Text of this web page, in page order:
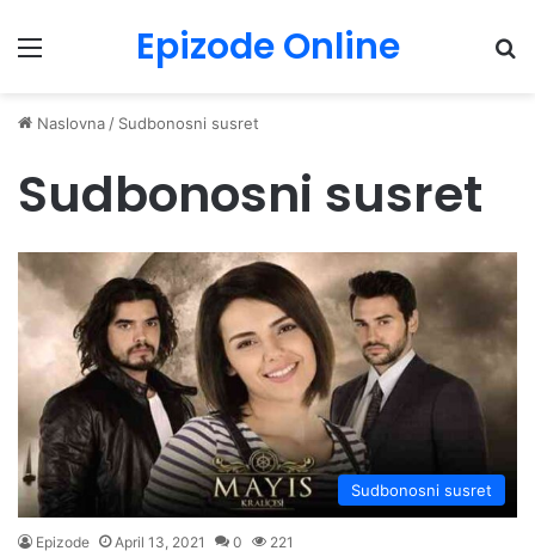
Menu Epizode Online
Naslovna / Sudbonosni susret
Sudbonosni susret
Sudbonosni susret
Epizode April 13, 2021 0 221